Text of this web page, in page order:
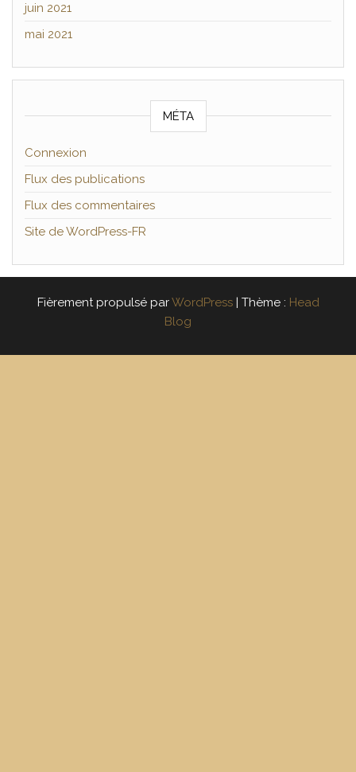
juin 2021
mai 2021
MÉTA
Connexion
Flux des publications
Flux des commentaires
Site de WordPress-FR
Fièrement propulsé parWordPress | Thème : Head
Blog